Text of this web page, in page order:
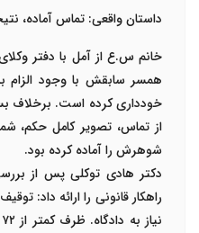
داستان واقعی: تماس آماده،
خانم س.ع از آمل با دفتر
همسر سابقش با وجود الزام
خودداری کرده است. برخلاف
از تماس، تصویر کامل حکم،
شوهرش را آماده کرده بود.
دکتر هادی توکلی پس از
راهکار قانونی را ارائه داد:
نیاز به دادگاه. ظرف کمتر از۷۲